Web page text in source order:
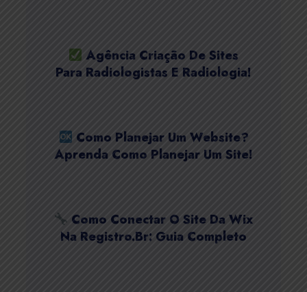
Agência Criação De Sites
Para Radiologistas E Radiologia!
Como Planejar Um Website?
Aprenda Como Planejar Um Site!
Como Conectar O Site Da Wix
Na Registro.Br: Guia Completo